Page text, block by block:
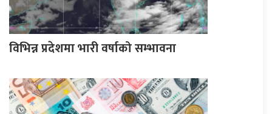
विभिन्न प्रदेशमा भारी वर्षाको सम्भावना